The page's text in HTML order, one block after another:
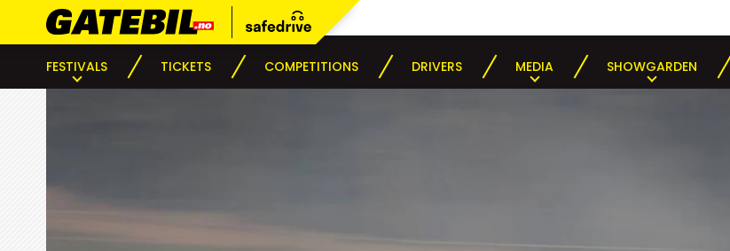
FESTIVALS TICKETS COMPETITIONS DRIVERS MEDIA SHOWGARDEN